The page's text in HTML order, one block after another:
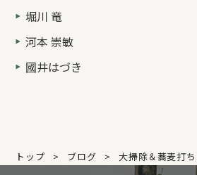
堀川 竜
河本 崇敏
國井はづき
トップ ブログ 大掃除＆蕎麦打ち